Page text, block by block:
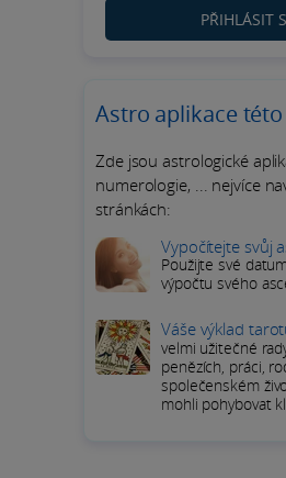
PŘIHLÁSIT
Astro aplikace
Zde jsou astrologické
numerologie, ... nejvíce
stránkách:
Vypočítejte svůj
Použijte své
výpočtu svého
Váše výklad
velmi užitečné
penězích, práci,
společenském
mohli pohybovat